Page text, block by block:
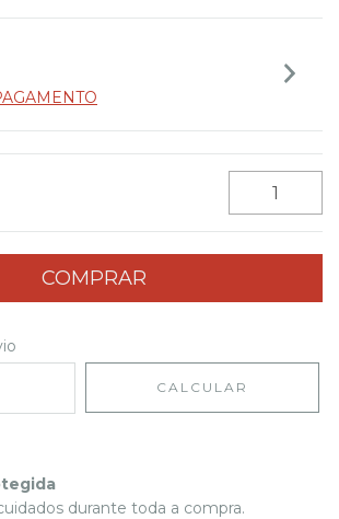
CALCULAR
durante toda a compra.